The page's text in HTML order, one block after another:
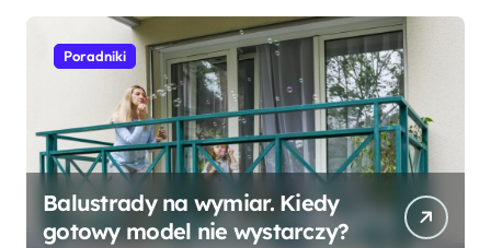
Poradniki
Balustrady na wymiar. Kiedy
gotowy model nie wystarczy?